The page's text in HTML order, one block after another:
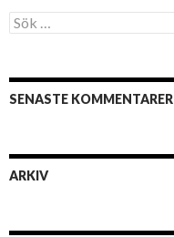
Sök
efter:
SENASTE KOMMENTARER
ARKIV